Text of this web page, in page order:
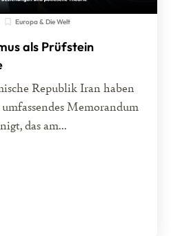
Europa & Die Welt
als Prüfstein
Republik Iran haben
Memorandum
das am...